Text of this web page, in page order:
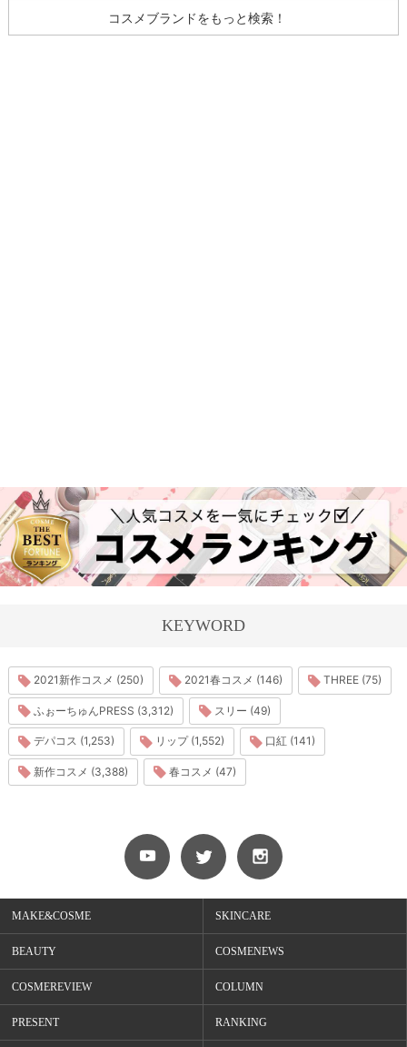
コスメブランドをもっと検索！
KEYWORD
2021新作コスメ (250) 2021春コスメ (146) THREE (75)
ふぉーちゅんPRESS (3,312) スリー (49)
デパコス (1,253) リップ (1,552) 口紅 (141)
新作コスメ (3,388) 春コスメ (47)
MAKE&COSME SKINCARE
BEAUTY COSMENEWS
COSMEREVIEW COLUMN
PRESENT RANKING